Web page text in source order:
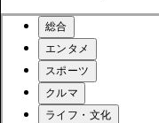
総合
エンタメ
スポーツ
クルマ
ライフ・文化